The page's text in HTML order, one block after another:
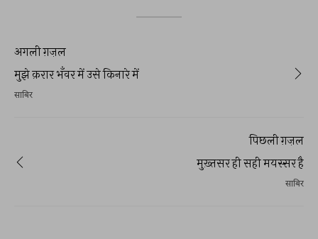
अगली ग़ज़ल
मुझे क़रार भँवर में उसे किनारे में
साबिर
पिछली ग़ज़ल
मुख़्तसर ही सही मयस्सर है
साबिर